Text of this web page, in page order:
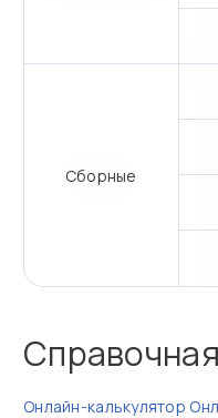
Сборные
Онлайн‑калькулятор